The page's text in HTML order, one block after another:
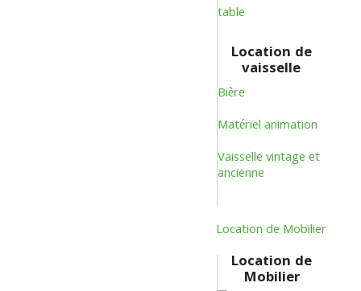
table
Location de
vaisselle
Bière
Matériel animation
Vaisselle vintage et
ancienne
Location de Mobilier
Location de
Mobilier